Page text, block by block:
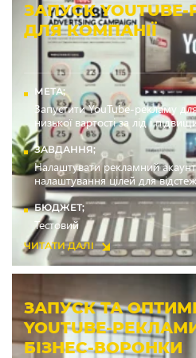
ЗАПУСК
ДЛЯ КОМПАНІЇ
МЕТА;
Запустити YouTube-рекламу
низької вартості за лід і
ЗАВДАННЯ;
Налаштувати рекламний акаунт
налаштування цілей для
БЮДЖЕТ;
Тестовий
ЧИТАТИ ДАЛІ
ЗАПУСК ТА
YOUTUBE-
БІЗНЕС-ВОРОНКИ